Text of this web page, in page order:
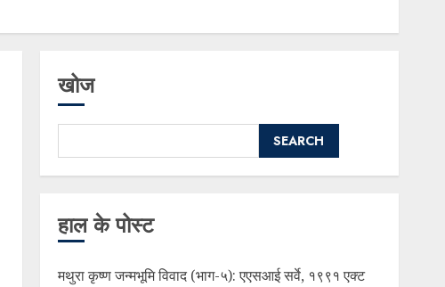
खोज
SEARCH
हाल के पोस्ट
मथुरा कृष्ण जन्मभूमि विवाद (भाग-५): एएसआई सर्वे, १९९१ एक्ट